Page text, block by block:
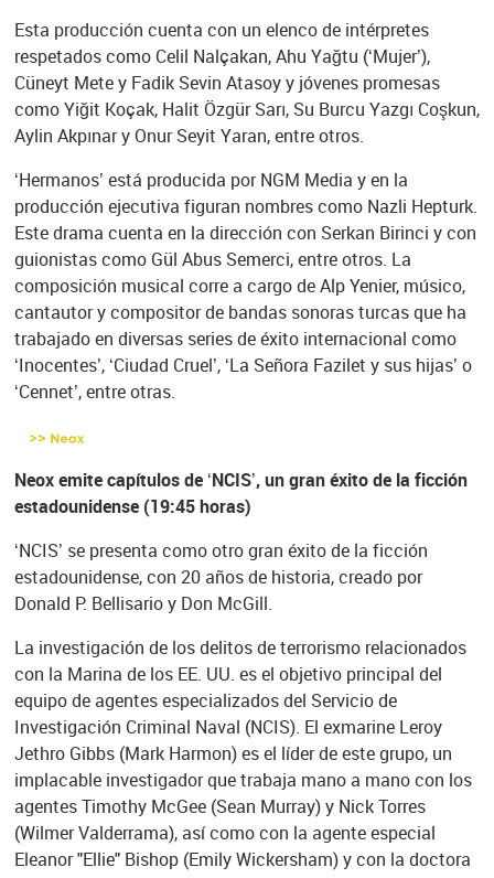
Esta producción cuenta con un elenco de intérpretes
respetados como Celil Nalçakan, Ahu Yağtu (‘Mujer’),
Cüneyt Mete y Fadik Sevin Atasoy y jóvenes promesas
como Yiğit Koçak, Halit Özgür Sarı, Su Burcu Yazgı Coşkun,
Aylin Akpınar y Onur Seyit Yaran, entre otros.
‘Hermanos’ está producida por NGM Media y en la
producción ejecutiva figuran nombres como Nazli Hepturk.
Este drama cuenta en la dirección con Serkan Birinci y con
guionistas como Gül Abus Semerci, entre otros. La
composición musical corre a cargo de Alp Yenier, músico,
cantautor y compositor de bandas sonoras turcas que ha
trabajado en diversas series de éxito internacional como
‘Inocentes’, ‘Ciudad Cruel’, ‘La Señora Fazilet y sus hijas’ o
‘Cennet’, entre otras.
Neox emite capítulos de ‘NCIS’, un gran éxito de la ficción
estadounidense (19:45 horas)
‘NCIS’ se presenta como otro gran éxito de la ficción
estadounidense, con 20 años de historia, creado por
Donald P. Bellisario y Don McGill.
La investigación de los delitos de terrorismo relacionados
con la Marina de los EE. UU. es el objetivo principal del
equipo de agentes especializados del Servicio de
Investigación Criminal Naval (NCIS). El exmarine Leroy
Jethro Gibbs (Mark Harmon) es el líder de este grupo, un
implacable investigador que trabaja mano a mano con los
agentes Timothy McGee (Sean Murray) y Nick Torres
(Wilmer Valderrama), así como con la agente especial
Eleanor "Ellie" Bishop (Emily Wickersham) y con la doctora